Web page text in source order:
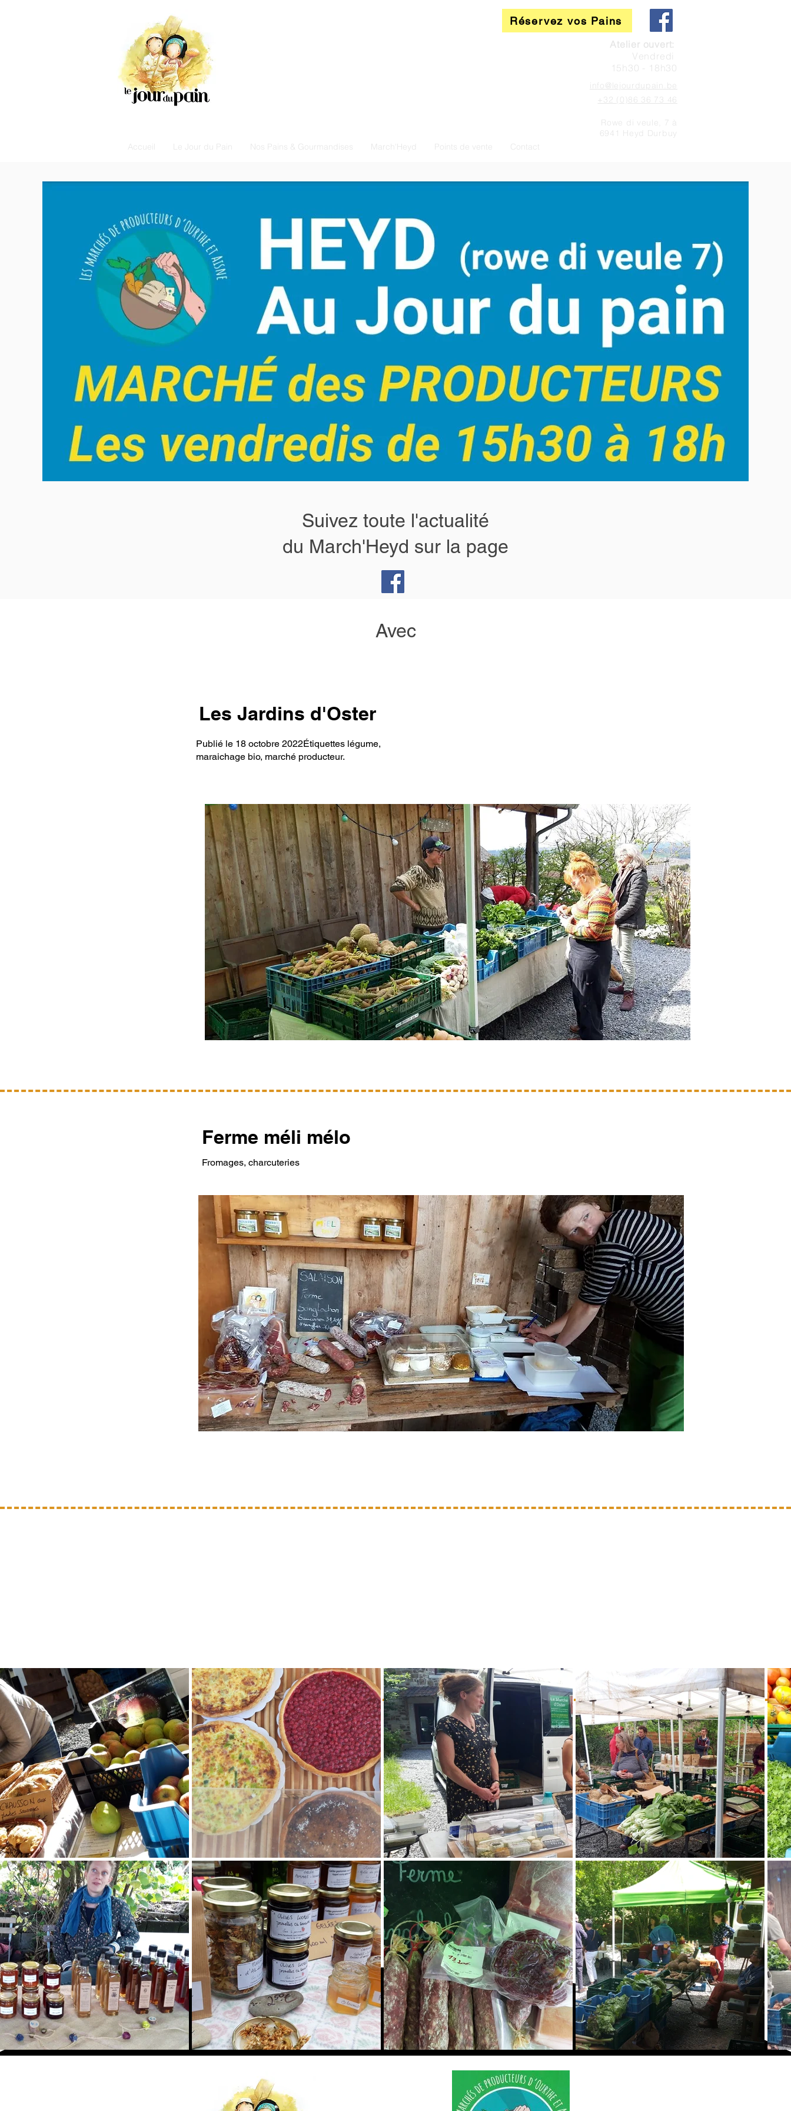
Réservez vos Pains
Atelier ouvert:
Vendredi
15h30 - 18h30
info@lejourdupain.be
+32 (0)86 36 73 46
Rowe di veule, 7 à
6941 Heyd Durbuy
Accueil
Le Jour du Pain Nos Pains & Gourmandises March'Heyd Points de vente Contact
Suivez toute l'actualité
du March'Heyd sur la page
Avec
Les Jardins d'Oster
Publié le 18 octobre 2022Étiquettes légume,
maraichage bio, marché producteur.
Ferme méli mélo
Fromages, charcuteries